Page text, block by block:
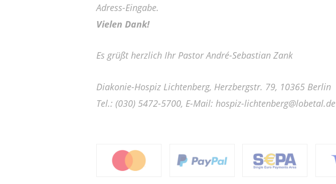
Adress-Eingabe.
Vielen Dank!
Es grüßt herzlich Ihr Pastor André-Sebastian Zank
Diakonie-Hospiz Lichtenberg, Herzbergstr. 79, 10365 Berlin
Tel.: (030) 5472-5700, E-Mail: hospiz-lichtenberg@lobetal.de